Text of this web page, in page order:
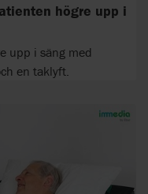
högre upp i
upp i säng med
en taklyft.